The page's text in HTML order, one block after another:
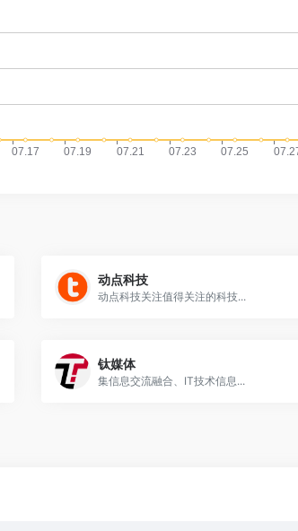
动点科技
动点科技关注值得关注的科技...
钛媒体
集信息交流融合、IT技术信息...